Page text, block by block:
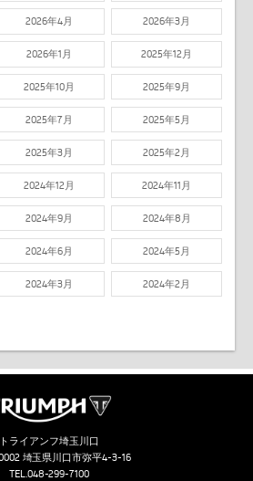
2026年4月 2026年3月
2026年1月 2025年12月
2025年10月 2025年9月
2025年7月 2025年5月
2025年3月 2025年2月
2024年12月 2024年11月
2024年9月 2024年8月
2024年6月 2024年5月
2024年3月 2024年2月
トライアンフ埼玉川口
埼玉県川口市弥平4-3-16
TEL. 048-299-7100